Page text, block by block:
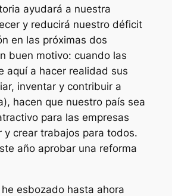
ayudará a nuestra
y reducirá nuestro déficit
en las próximas dos
buen motivo: cuando las
aquí a hacer realidad sus
inventar y contribuir a
hacen que nuestro país sea
para las empresas
y crear trabajos para todos.
año aprobar una reforma
esbozado hasta ahora